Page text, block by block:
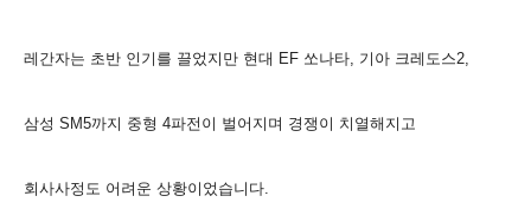
레간자는 초반 인기를 끌었지만 현대 EF 쏘나타, 기아 크레도스2,
삼성 SM5까지 중형 4파전이 벌어지며 경쟁이 치열해지고
회사사정도 어려운 상황이었습니다.